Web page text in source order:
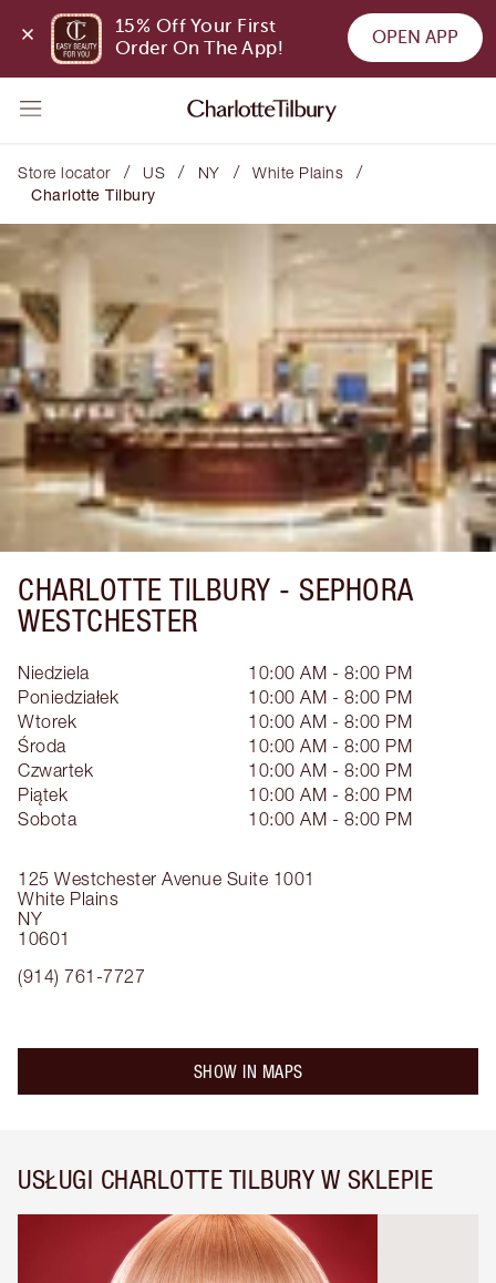
15% Off Your First
Order On The App!
OPEN APP
Store locator / US / NY / White Plains /
Charlotte Tilbury
CHARLOTTE TILBURY - SEPHORA
WESTCHESTER
125 Westchester Avenue Suite 1001
White Plains
NY
10601
(914) 761-7727
Niedziela
10:00 AM - 8:00 PM
Poniedziałek
10:00 AM - 8:00 PM
Wtorek
10:00 AM - 8:00 PM
Środa
10:00 AM - 8:00 PM
Czwartek
10:00 AM - 8:00 PM
Piątek
10:00 AM - 8:00 PM
Sobota
10:00 AM - 8:00 PM
SHOW IN MAPS
USŁUGI CHARLOTTE TILBURY W SKLEPIE